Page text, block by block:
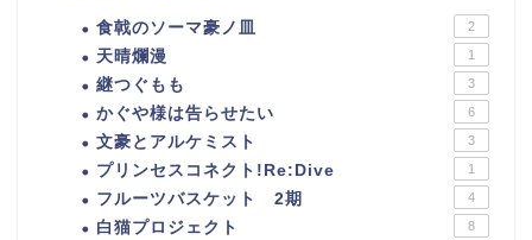
食戟のソーマ豪ノ皿 2
天晴爛漫 1
継つぐもも 3
かぐや様は告らせたい 6
文豪とアルケミスト 3
プリンセスコネクト!Re:Dive 1
フルーツバスケット 2期 4
白猫プロジェクト 8